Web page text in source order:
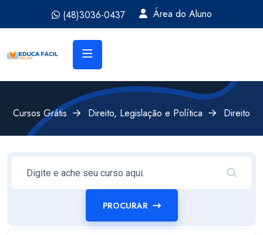
(48)3036-0437 Área do Aluno
Cursos Grátis Direito, Legislação e Política Direito
PROCURAR